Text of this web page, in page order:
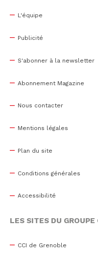
L'équipe
Publicité
S'abonner à la newsletter
Abonnement Magazine
Nous contacter
Mentions légales
Plan du site
Conditions générales
Accessibilité
LES SITES DU
CCI de Grenoble